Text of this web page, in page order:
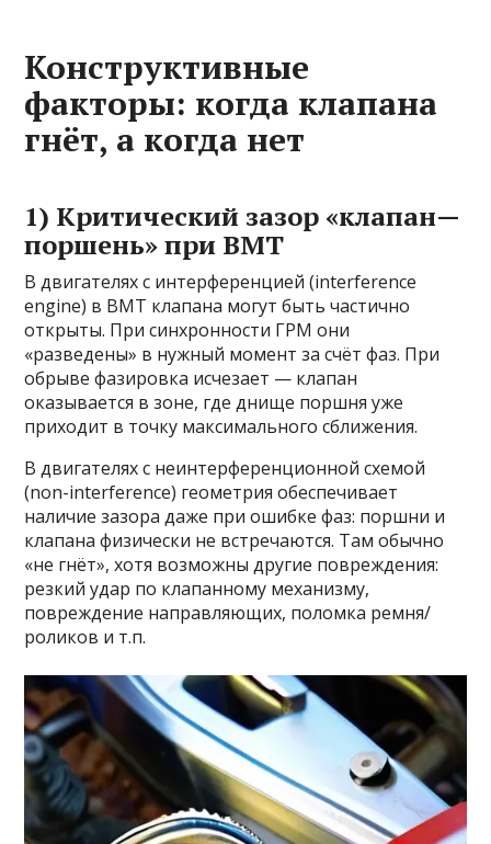
Конструктивные
факторы: когда клапана
гнёт, а когда нет
1) Критический зазор «клапан—
поршень» при ВМТ
В двигателях с интерференцией (interference
engine) в ВМТ клапана могут быть частично
открыты. При синхронности ГРМ они
«разведены» в нужный момент за счёт фаз. При
обрыве фазировка исчезает — клапан
оказывается в зоне, где днище поршня уже
приходит в точку максимального сближения.
В двигателях с неинтерференционной схемой
(non-interference) геометрия обеспечивает
наличие зазора даже при ошибке фаз: поршни и
клапана физически не встречаются. Там обычно
«не гнёт», хотя возможны другие повреждения:
резкий удар по клапанному механизму,
повреждение направляющих, поломка ремня/
роликов и т.п.